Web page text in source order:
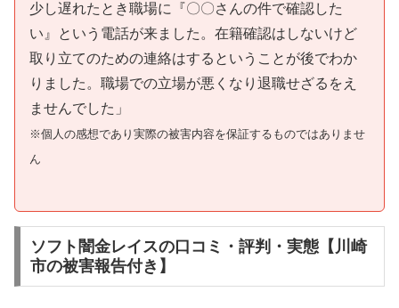
少し遅れたとき職場に『〇〇さんの件で確認した
い』という電話が来ました。在籍確認はしないけど
取り立てのための連絡はするということが後でわか
りました。職場での立場が悪くなり退職せざるをえ
ませんでした」
※個人の感想であり実際の被害内容を保証するものではありませ
ん
ソフト闇金レイスの口コミ・評判・実態【川崎
市の被害報告付き】